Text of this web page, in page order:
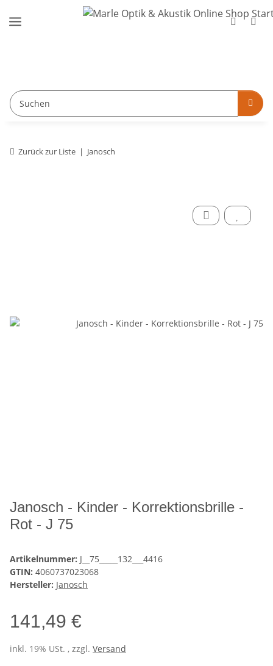
Zurück zur Liste Janosch
Janosch - Kinder - Korrektionsbrille -
Rot - J 75
Artikelnummer: J__75_____132___4416
GTIN: 4060737023068
Hersteller: Janosch
141,49 €
inkl. 19% USt. , zzgl. Versand